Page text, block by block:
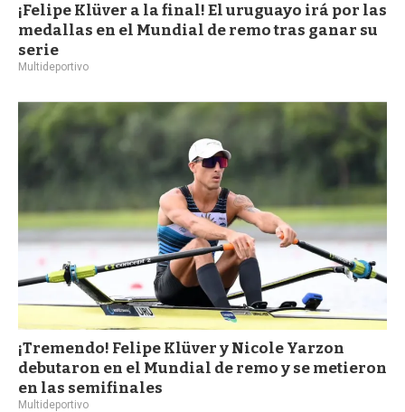
¡Felipe Klüver a la final! El uruguayo irá por las
medallas en el Mundial de remo tras ganar su
serie
Multideportivo
¡Tremendo! Felipe Klüver y Nicole Yarzon
debutaron en el Mundial de remo y se metieron
en las semifinales
Multideportivo